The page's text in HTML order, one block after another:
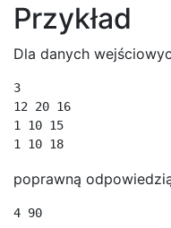
Przykład
Dla danych
3
12 20 16
1 10 15
poprawną